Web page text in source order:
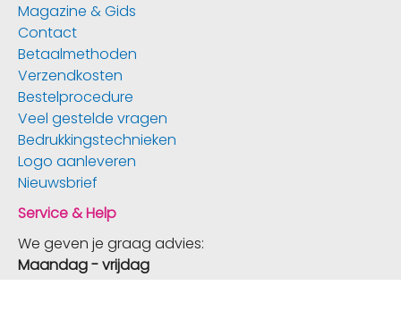
Magazine & Gids
Contact
Betaalmethoden
Verzendkosten
Bestelprocedure
Veel gestelde vragen
Bedrukkingstechnieken
Logo aanleveren
Nieuwsbrief
Service & Help
We geven je graag advies:
Maandag - vrijdag